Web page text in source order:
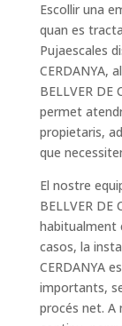
Escollir una
quan es
Pujaescales
CERDANYA,
BELLVER DE
permet
propietaris,
que
El nostre
BELLVER DE
habitualment
casos, la
CERDANYA
importants,
procés net.